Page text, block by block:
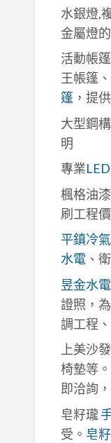
水銀燈,
金屬燈
活動帳
王帳篷
篷，提
大型鋼
明
專業
楓格油
刷工程
平鎮冷
水電、
昱金水電
證照，
調工程
上美沙
椅墊等
即洽詢
皂籽瓏
受。 皂